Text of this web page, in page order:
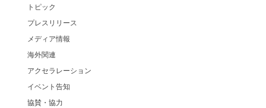
トピック
プレスリリース
メディア情報
海外関連
アクセラレーション
イベント告知
協賛・協力